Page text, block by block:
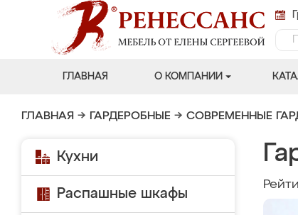
ГЛАВНАЯ О КОМПАНИИ
ГЛАВНАЯ → ГАРДЕРОБНЫЕ → СОВРЕМЕННЫЕ
Кухни
Распашные шкафы